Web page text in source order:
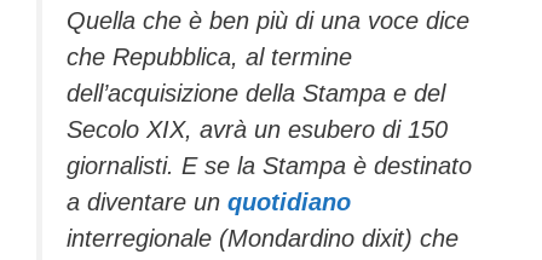
Quella che è ben più di una voce dice
che Repubblica, al termine
dell’acquisizione della Stampa e del
Secolo XIX, avrà un esubero di 150
giornalisti. E se la Stampa è destinato
a diventare un quotidiano
interregionale (Mondardino dixit) che